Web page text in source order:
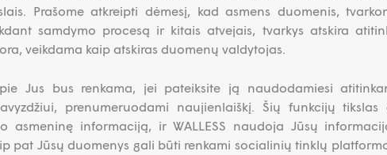
Prašome atkreipti dėmesį, kad asmens duomenis,
samdymo procesą ir kitais atvejais, tvarkys atskira
veikdama kaip atskiras duomenų valdytojas.
Jus bus renkama, jei pateiksite ją naudodamiesi
prenumeruodami naujienlaiškį. Šių funkcijų
asmeninę informaciją, ir WALLESS naudoja Jūsų
pat Jūsų duomenys gali būti renkami socialinių tinklų